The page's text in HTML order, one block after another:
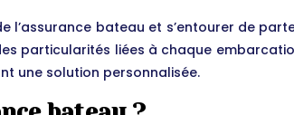
l’assurance bateau et s’entourer de
particularités liées à chaque
une solution personnalisée.